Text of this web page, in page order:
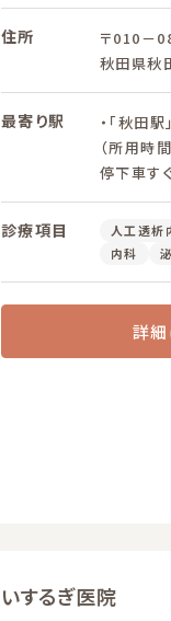
住所
〒010－
秋田県秋
最寄り駅
・「秋田
（所用時
停下車す
診療項目 人工透析
内科
詳細
いするぎ医院